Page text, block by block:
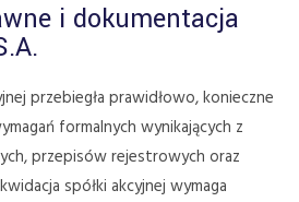
i dokumentacja
przebiegła prawidłowo, konieczne
formalnych wynikających z
przepisów rejestrowych oraz
spółki akcyjnej wymaga